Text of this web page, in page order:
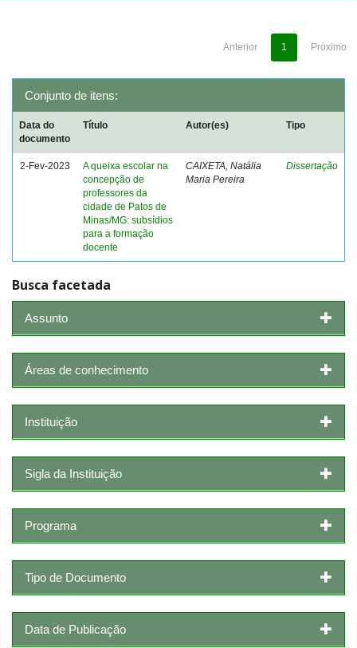
Anterior 1 Próximo
Conjunto de itens:
Data do
documento
Título Autor(es) Tipo
2-Fev-2023
A queixa escolar na
concepção de
professores da
cidade de Patos de
Minas/MG: subsídios
para a formação
docente
CAIXETA, Natália
Maria Pereira
Dissertação
Busca facetada
Assunto
Áreas de conhecimento
Instituição
Sigla da Instituição
Programa
Tipo de Documento
Data de Publicação